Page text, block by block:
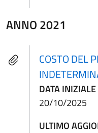
ANNO 2021
COSTO DEL
DATA
20/10/2025
ULTIMO